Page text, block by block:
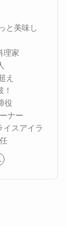
と美味し
理家
え
役
ナー
イスアイラ